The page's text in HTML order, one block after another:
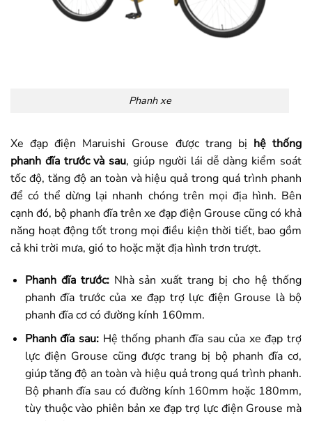
Phanh xe
Xe đạp điện Maruishi Grouse được trang bị hệ thống
phanh đĩa trước và sau, giúp người lái dễ dàng kiểm soát
tốc độ, tăng độ an toàn và hiệu quả trong quá trình phanh
để có thể dừng lại nhanh chóng trên mọi địa hình. Bên
cạnh đó, bộ phanh đĩa trên xe đạp điện Grouse cũng có khả
năng hoạt động tốt trong mọi điều kiện thời tiết, bao gồm
cả khi trời mưa, gió to hoặc mặt địa hình trơn trượt.
Phanh đĩa trước:Nhà sản xuất trang bị cho hệ thống
phanh đĩa trước của xe đạp trợ lực điện Grouse là bộ
phanh đĩa cơ có đường kính 160mm.
Phanh đĩa sau:Hệ thống phanh đĩa sau của xe đạp trợ
lực điện Grouse cũng được trang bị bộ phanh đĩa cơ,
giúp tăng độ an toàn và hiệu quả trong quá trình phanh.
Bộ phanh đĩa sau có đường kính 160mm hoặc 180mm,
tùy thuộc vào phiên bản xe đạp trợ lực điện Grouse mà